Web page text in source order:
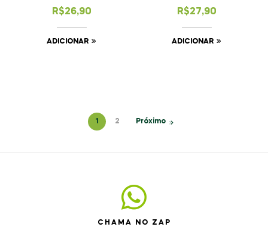
de Panela
R$26,90
ADICIONAR
e Batata Sauté
R$27,90
ADICIONAR
1 2 Próximo
CHAMA NO ZAP